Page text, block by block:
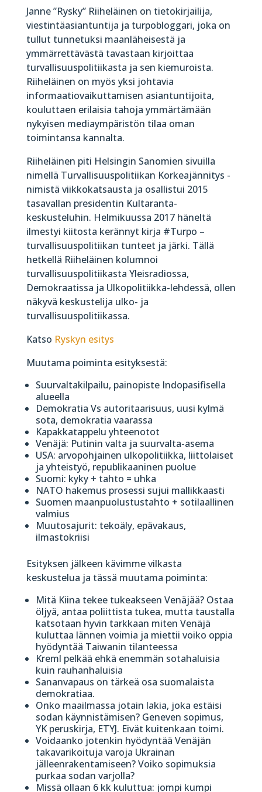
Janne ”Rysky” Riiheläinen on tietokirjailija,
viestintäasiantuntija ja turpobloggari, joka on
tullut tunnetuksi maanläheisestä ja
ymmärrettävästä tavastaan kirjoittaa
turvallisuuspolitiikasta ja sen kiemuroista.
Riiheläinen on myös yksi johtavia
informaatiovaikuttamisen asiantuntijoita,
kouluttaen erilaisia tahoja ymmärtämään
nykyisen mediaympäristön tilaa oman
toimintansa kannalta.
Riiheläinen piti Helsingin Sanomien sivuilla
nimellä Turvallisuuspolitiikan Korkeajännitys -
nimistä viikkokatsausta ja osallistui 2015
tasavallan presidentin Kultaranta-
keskusteluhin. Helmikuussa 2017 häneltä
ilmestyi kiitosta kerännyt kirja #Turpo –
turvallisuuspolitiikan tunteet ja järki. Tällä
hetkellä Riiheläinen kolumnoi
turvallisuuspolitiikasta Yleisradiossa,
Demokraatissa ja Ulkopolitiikka-lehdessä, ollen
näkyvä keskustelija ulko- ja
turvallisuuspolitiikassa.
Katso Ryskyn esitys
Muutama poiminta esityksestä:
Suurvaltakilpailu, painopiste Indopasifisella
alueella
Demokratia Vs autoritaarisuus, uusi kylmä
sota, demokratia vaarassa
Kapakkatappelu yhteenotot
Venäjä: Putinin valta ja suurvalta-asema
USA: arvopohjainen ulkopolitiikka, liittolaiset
ja yhteistyö, republikaaninen puolue
Suomi: kyky + tahto = uhka
NATO hakemus prosessi sujui mallikkaasti
Suomen maanpuolustustahto + sotilaallinen
valmius
Muutosajurit: tekoäly, epävakaus,
ilmastokriisi
Esityksen jälkeen kävimme vilkasta
keskustelua ja tässä muutama poiminta:
Mitä Kiina tekee tukeakseen Venäjää? Ostaa
öljyä, antaa poliittista tukea, mutta taustalla
katsotaan hyvin tarkkaan miten Venäjä
kuluttaa lännen voimia ja miettii voiko oppia
hyödyntää Taiwanin tilanteessa
Kreml pelkää ehkä enemmän sotahaluisia
kuin rauhanhaluisia
Sananvapaus on tärkeä osa suomalaista
demokratiaa.
Onko maailmassa jotain lakia, joka estäisi
sodan käynnistämisen? Geneven sopimus,
YK peruskirja, ETYJ. Eivät kuitenkaan toimi.
Voidaanko jotenkin hyödyntää Venäjän
takavarikoituja varoja Ukrainan
jälleenrakentamiseen? Voiko sopimuksia
purkaa sodan varjolla?
Missä ollaan 6 kk kuluttua: jompi kumpi